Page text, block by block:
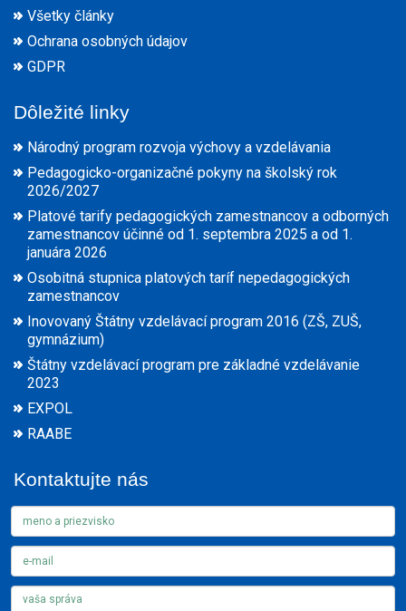
Všetky články
Ochrana osobných údajov
GDPR
Dôležité linky
Národný program rozvoja výchovy a vzdelávania
Pedagogicko-organizačné pokyny na školský rok
2026/2027
Platové tarify pedagogických zamestnancov a odborných
zamestnancov účinné od 1. septembra 2025 a od 1.
januára 2026
Osobitná stupnica platových taríf nepedagogických
zamestnancov
Inovovaný Štátny vzdelávací program 2016 (ZŠ, ZUŠ,
gymnázium)
Štátny vzdelávací program pre základné vzdelávanie
2023
EXPOL
RAABE
Kontaktujte nás